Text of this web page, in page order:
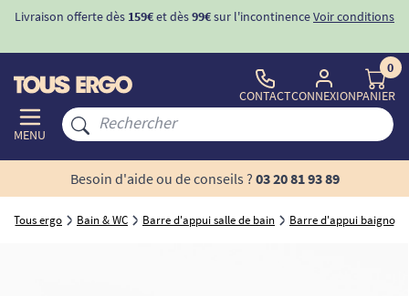
Livraison offerte dès 159€et dès99€sur l'incontinenceVoir conditions
MENU
CONTACTCONNEXION
0
PANIER
Besoin d'aide ou de conseils ? 03 20 81 93 89
Tous ergo Bain & WC Barre d'appui salle de bain Barre d'appui baignoire